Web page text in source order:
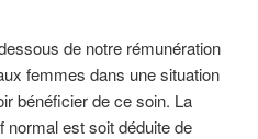
de notre rémunération
femmes dans une situation
bénéficier de ce soin. La
normal est soit déduite de